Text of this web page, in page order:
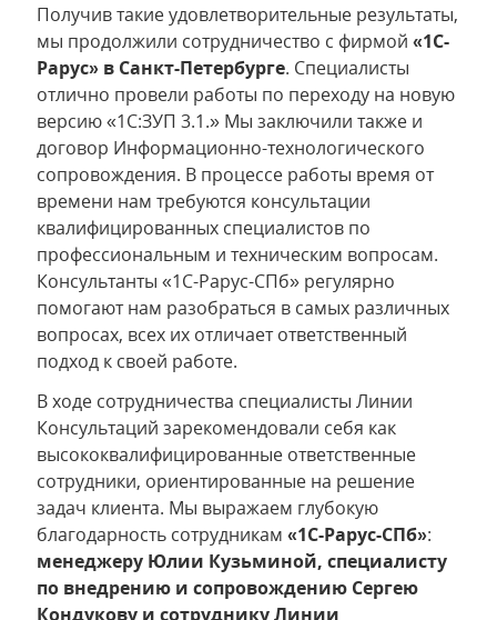
Получив такие удовлетворительные результаты,
мы продолжили сотрудничество с фирмой «1С-
Рарус» в Санкт-Петербурге. Специалисты
отлично провели работы по переходу на новую
версию «1С:ЗУП 3.1.» Мы заключили также и
договор Информационно-технологического
сопровождения. В процессе работы время от
времени нам требуются консультации
квалифицированных специалистов по
профессиональным и техническим вопросам.
Консультанты «1С-Рарус-СПб» регулярно
помогают нам разобраться в самых различных
вопросах, всех их отличает ответственный
подход к своей работе.
В ходе сотрудничества специалисты Линии
Консультаций зарекомендовали себя как
высококвалифицированные ответственные
сотрудники, ориентированные на решение
задач клиента. Мы выражаем глубокую
благодарность сотрудникам «1С-Рарус-СПб»:
менеджеру Юлии Кузьминой, специалисту
по внедрению и сопровождению Сергею
Кондукову и сотруднику Линии